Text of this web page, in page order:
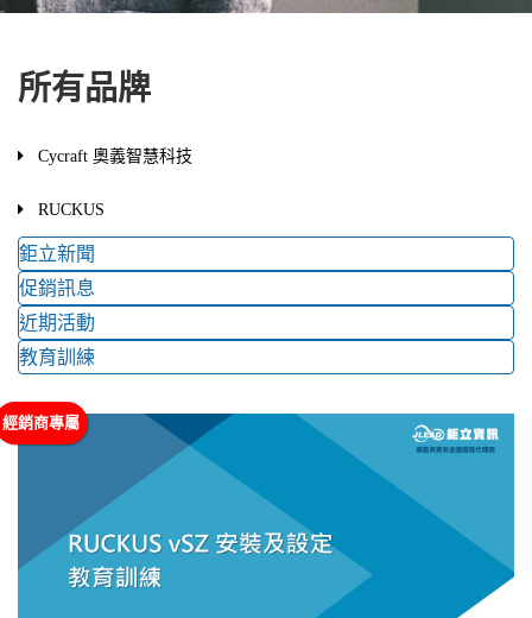
所有品牌
Cycraft 奧義智慧科技
RUCKUS
鉅立新聞
促銷訊息
近期活動
教育訓練